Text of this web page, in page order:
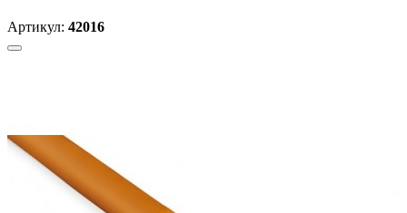
Артикул: 42016